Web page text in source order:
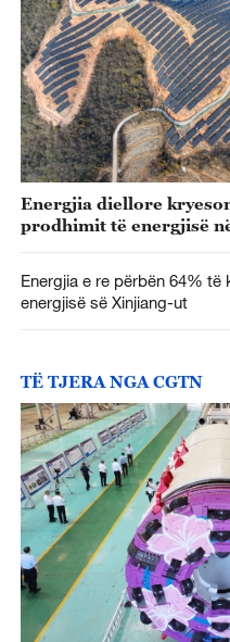
Energjia diellore
prodhimit të energjisë
Energjia e re përbën 64%
energjisë së Xinjiang-ut
TË TJERA NGA CGTN